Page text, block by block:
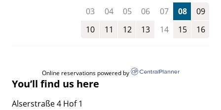
03
04 05 06 07 08
09
10
11 12 13 14 15 16
Online reservations powered by
You’ll find us here
Alserstraße 4 Hof 1